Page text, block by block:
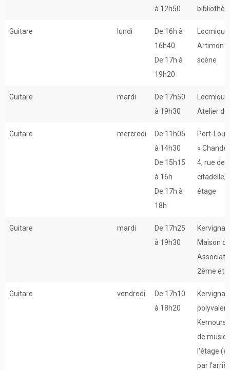
à 12h50
Guitare lundi
De 16h à
16h40
De 17h à
19h20
Artimon
scène
Guitare mardi
De 17h50
à 19h30
Atelier du
Guitare mercredi
De 11h05
à 14h30
De 15h15
à 16h
De 17h à
18h
Port-
«
4, rue de
citadelle,
étage
Guitare mardi
De 17h25
à 19h30
Maison
2ème
Guitare vendredi
De 17h10
à 18h20
Kernours
de
l'étage
par